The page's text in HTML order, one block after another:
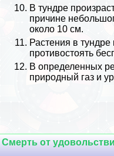
В тундре
причине
около 10 см.
Растения в
противостоять
В определенных
природный газ и
Cмepть от